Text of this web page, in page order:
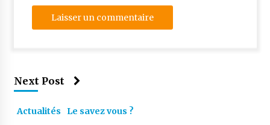
Next Post
Actualités Le savez vous ?